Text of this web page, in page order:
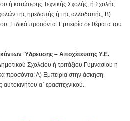
ή κατώτερης Τεχνικής Σχολής, ή Σχολής
της ημεδαπής ή της αλλοδαπής, Β)
Ειδικά προσόντα: Εμπειρία σε θέματα του
Ύδρευσης – Αποχέτευσης Υ.Ε.
Σχολείου ή τριτάξιου Γυμνασίου ή
προσόντα: Α) Εμπειρία στην άσκηση
α΄ ερασιτεχνικού.